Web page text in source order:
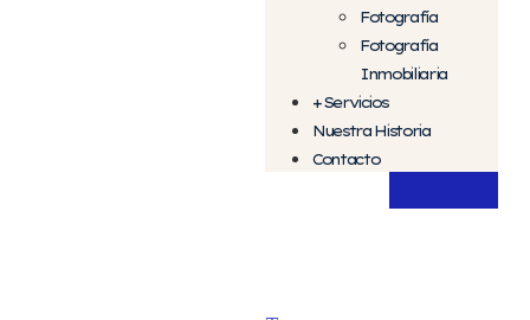
Fotografía
Fotografía
Inmobiliaria
+ Servicios
Nuestra Historia
Contacto